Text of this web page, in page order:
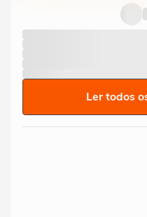
Ler todos